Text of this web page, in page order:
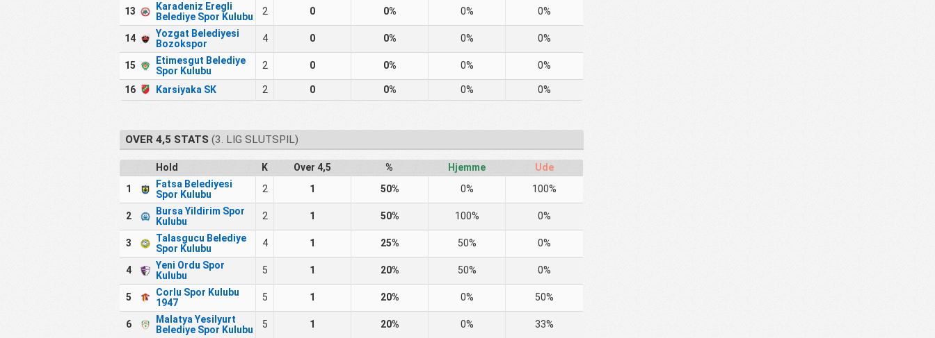
13
Karadeniz Eregli
Belediye Spor Kulubu
2 0 0% 0% 0%
14
Yozgat Belediyesi
Bozokspor
4 0 0% 0% 0%
15
Etimesgut Belediye
Spor Kulubu
2 0 0% 0% 0%
16 Karsiyaka SK 2 0 0% 0% 0%
OVER 4,5 STATS (3. LIG SLUTSPIL)
Hold K Over 4,5 % Hjemme
Ude
1
Fatsa Belediyesi
Spor Kulubu
2 1 50% 0% 100%
2
Bursa Yildirim Spor
Kulubu
2 1 50% 100% 0%
3
Talasgucu Belediye
Spor Kulubu
4 1 25% 50% 0%
4
Yeni Ordu Spor
Kulubu
5 1 20% 50% 0%
5
Corlu Spor Kulubu
1947
5 1 20% 0% 50%
6
Malatya Yesilyurt
Belediye Spor Kulubu
5 1 20% 0% 33%